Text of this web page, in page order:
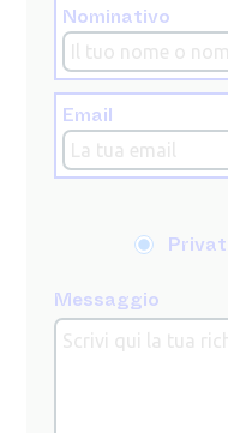
Nominativo
Email
Messaggio